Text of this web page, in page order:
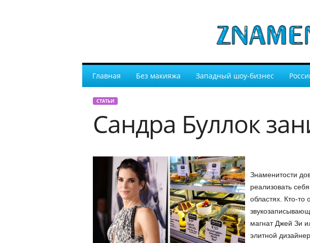
Главная Без макияжа Западный шоу-бизнес
СТАТЬИ
Сандра Буллок
Знаменитости
реализовать
областях. Кто-то
магнат Джей Зи
элитной